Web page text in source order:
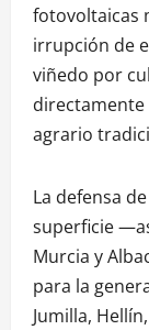
fotovoltaicas
irrupción de
viñedo por
directamente
agrario
La defensa
superficie
Murcia y
para la
Jumilla,